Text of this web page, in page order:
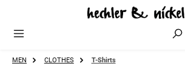
Zum Hauptinhalt springen
MEN CLOTHES T-Shirts